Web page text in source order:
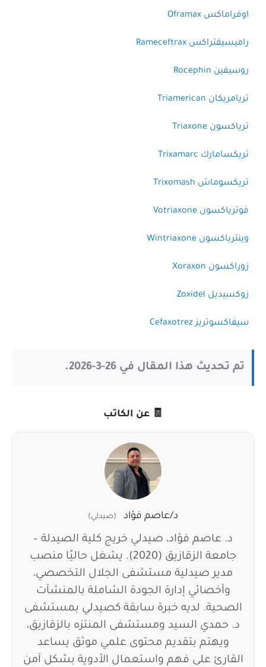
اوفراماكس Oframax
راميسيفتراكس Rameceftrax
روسيفين Rocephin
تريامريكان Triamerican
ترياكسون Triaxone
تريكسامارك Trixamarc
تريكسوماش Trixomash
فوترياكسون Votriaxone
وينترياكسون Wintriaxone
زوراكسون Xoraxon
زوكسيديل Zoxidel
سيفاكسوتريز Cefaxotrez
تم تحديث هذا المقال في 26-3-2026.
🧾 عن الكاتب
د/عاصم فؤاد (صيدلي)
د. عاصم فؤاد، صيدلي خريج كلية الصيدلة –
جامعة الزقازيق (2020). يشغل حاليًا منصب
مدير صيدلية مستشفى الجلال التخصصي،
وأخصائي إدارة الجودة الشاملة بالمنشآت
الصحية. لديه خبرة سابقة كصيدلي بمستشفى
د. حمدي السيد ومستشفى المنتزه بالزقازيق،
ويهتم بتقديم محتوى علمي موثق يساعد
القارئ على فهم واستعمال الأدوية بشكل آمن